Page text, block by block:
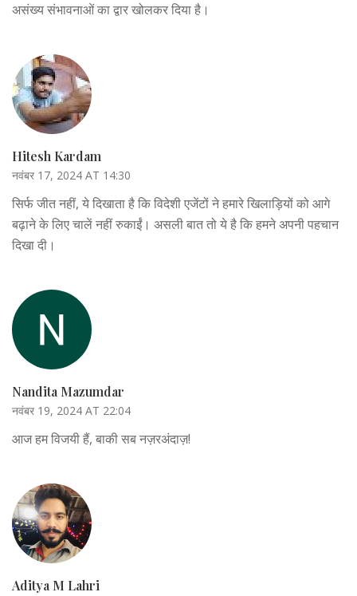
असंख्य संभावनाओं का द्वार खोलकर दिया है।
Hitesh Kardam
नवंबर 17, 2024 AT 14:30
सिर्फ जीत नहीं, ये दिखाता है कि विदेशी एजेंटों ने हमारे खिलाड़ियों को आगे
बढ़ाने के लिए चालें नहीं रुकाईं। असली बात तो ये है कि हमने अपनी पहचान
दिखा दी।
Nandita Mazumdar
नवंबर 19, 2024 AT 22:04
आज हम विजयी हैं, बाकी सब नज़रअंदाज़!
Aditya M Lahri